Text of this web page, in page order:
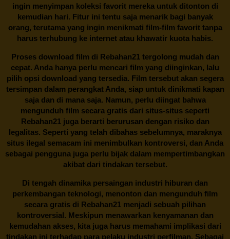
ingin menyimpan koleksi favorit mereka untuk ditonton di
kemudian hari. Fitur ini tentu saja menarik bagi banyak
orang, terutama yang ingin menikmati film-film favorit tanpa
harus terhubung ke internet atau khawatir kuota habis.
Proses download film di Rebahan21tergolong mudah dan
cepat. Anda hanya perlu mencari film yang diinginkan, lalu
pilih opsi download yang tersedia. Film tersebut akan segera
tersimpan dalam perangkat Anda, siap untuk dinikmati kapan
saja dan di mana saja. Namun, perlu diingat bahwa
mengunduh film secara gratis dari situs-situs seperti
Rebahan21 juga berarti berurusan dengan risiko dan
legalitas. Seperti yang telah dibahas sebelumnya, maraknya
situs ilegal semacam ini menimbulkan kontroversi, dan Anda
sebagai pengguna juga perlu bijak dalam mempertimbangkan
akibat dari tindakan tersebut.
Di tengah dinamika persaingan industri hiburan dan
perkembangan teknologi, menonton dan mengunduh film
secara gratis di Rebahan21 menjadi sebuah pilihan
kontroversial. Meskipun menawarkan kenyamanan dan
kemudahan akses, kita juga harus memahami implikasi dari
tindakan ini terhadap para pelaku industri perfilman. Sebagai